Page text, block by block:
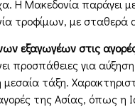
Η Μακεδονία
τροφίμων, με σταθερά
εξαγωγέων στις
προσπάθειες για
τάξη.
της Ασίας, όπως η